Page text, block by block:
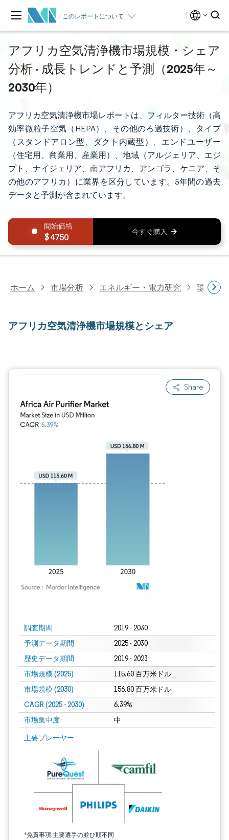
このレポートについて
アフリカ空気清浄機市場規模・シェア
分析 - 成長トレンドと予測（2025年～
2030年）
アフリカ空気清浄機市場レポートは、フィルター技術（高
効率微粒子空気（HEPA）、その他のろ過技術）、タイプ
（スタンドアロン型、ダクト内蔵型）、エンドユーザー
（住宅用、商業用、産業用）、地域（アルジェリア、エジ
プト、ナイジェリア、南アフリカ、アンゴラ、ケニア、そ
の他のアフリカ）に業界を区分しています。5年間の過去
データと予測が含まれています。
4750
ホーム 市場分析 エネルギー・電力研究 環境制
アフリカ空気清浄機市場規模とシェア
Share
調査期間 2019 - 2030
予測データ期間 2025 - 2030
歴史データ期間 2019 - 2023
市場規模 (2025) 115.60 百万米ドル
市場規模 (2030) 156.80 百万米ドル
CAGR (2025 - 2030) 6.39%
市場集中度 中
主要プレーヤー
*免責事項:主要選手の並び順不同